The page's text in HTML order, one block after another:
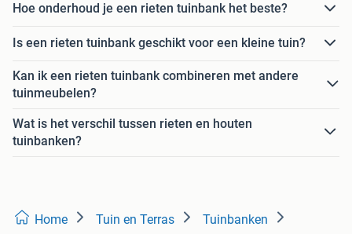
Hoe onderhoud je een rieten tuinbank het beste?
Is een rieten tuinbank geschikt voor een kleine tuin?
Kan ik een rieten tuinbank combineren met andere
tuinmeubelen?
Wat is het verschil tussen rieten en houten
tuinbanken?
Home Tuin en Terras Tuinbanken